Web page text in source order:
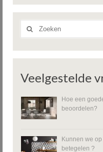
naar:
Veelgestelde
Hoe een
beoordelen?
Kunnen we
betegelen ?